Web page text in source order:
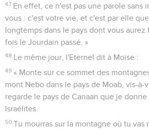
47 En effet, ce n'est pas une parole sans
vous : c'est votre vie, et c'est par elle
longtemps dans le pays dont vous aurez
fois le Jourdain passé. »
48 Le même jour, l'Eternel dit à Moïse :
49 « Monte sur ce sommet des
mont Nebo dans le pays de Moab, vis-à-
regarde le pays de Canaan que je
Israélites.
50 Tu mourras sur la montagne où tu vas